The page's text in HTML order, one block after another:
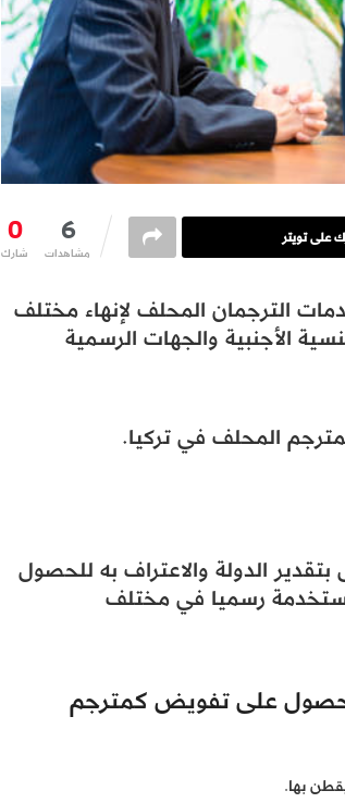
0
شارك 6
مشاهدات
على تويتر
الترجمان المحلف لإنهاء مختلف
الأجنبية والجهات الرسمية
المحلف في تركيا.
الدولة والاعتراف به للحصول
رسميا في مختلف
على تفويض كمترجم
بها.